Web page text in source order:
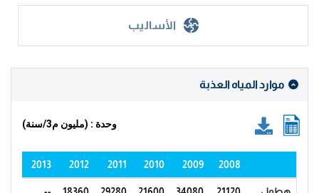
الأساليب
موارد المياه العذبة
وحدة : (مليون م3/سنة)
2008
2009
2010
2011
2012
2013